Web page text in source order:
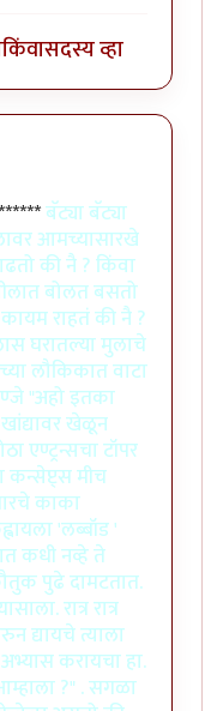
किंवासदस्य व्हा
बॅट्या बॅट्या
आमच्यासारखे
की नै ? किंवा
बोलत बसतो
राहतं की नै ?
घरातल्या मुलाचे
लौकिकात वाटा
"अहो इतका
खेळून
एण्ट्रन्सचा टॉपर
कन्सेप्ट्स मीच
काका
'लब्बॉड '
कधी नव्हे ते
पुढे दामटतात.
रात्र रात्र
द्यायचे त्याला
करायचा हा.
?" . सगळा